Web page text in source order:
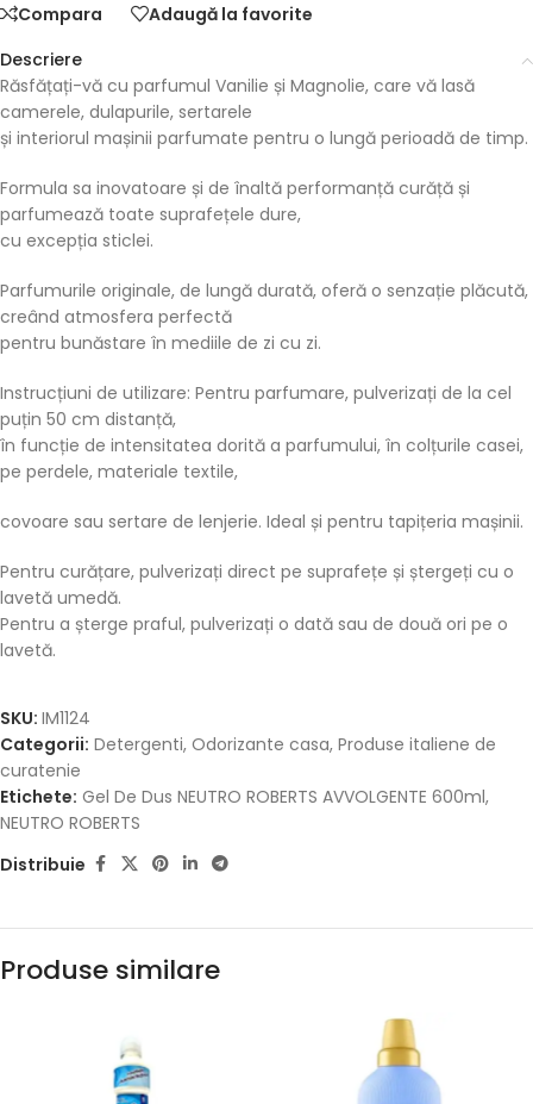
Compara
Adaugă la favorite
Descriere
Răsfățați-vă cu parfumul Vanilie și Magnolie, care vă lasă
camerele, dulapurile, sertarele
și interiorul mașinii parfumate pentru o lungă perioadă de timp.
Formula sa inovatoare și de înaltă performanță curăță și
parfumează toate suprafețele dure,
cu excepția sticlei.
Parfumurile originale, de lungă durată, oferă o senzație plăcută,
creând atmosfera perfectă
pentru bunăstare în mediile de zi cu zi.
Instrucțiuni de utilizare: Pentru parfumare, pulverizați de la cel
puțin 50 cm distanță,
în funcție de intensitatea dorită a parfumului, în colțurile casei,
pe perdele, materiale textile,
covoare sau sertare de lenjerie. Ideal și pentru tapițeria mașinii.
Pentru curățare, pulverizați direct pe suprafețe și ștergeți cu o
lavetă umedă.
Pentru a șterge praful, pulverizați o dată sau de două ori pe o
lavetă.
SKU: IM1124
Categorii: Detergenti, Odorizante casa, Produse italiene de
curatenie
Etichete: Gel De Dus NEUTRO ROBERTS AVVOLGENTE 600ml,
NEUTRO ROBERTS
Distribuie
Produse similare